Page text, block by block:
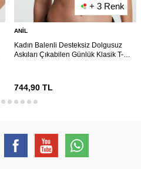
+ 3 Renk
ANIL
Kadın Balenli Desteksiz Dolgusuz
Askıları Çıkabilen Günlük Klasik T-
744,90TL